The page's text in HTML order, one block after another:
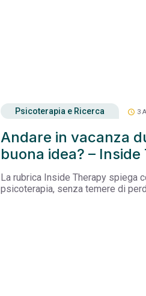
Psicoterapia e Ricerca schedule 3
Andare in vacanza
buona idea? –
La rubrica Inside Therapy spiega
psicoterapia, senza temere di